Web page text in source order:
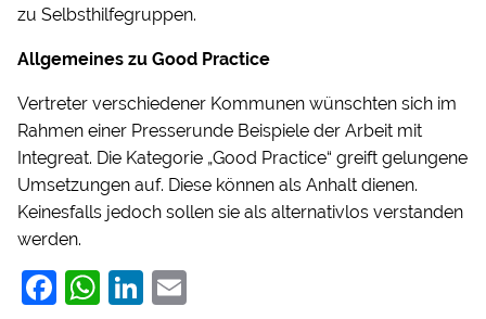
zu Selbsthilfegruppen.
Allgemeines zu Good Practice
Vertreter verschiedener Kommunen wünschten sich im
Rahmen einer Presserunde Beispiele der Arbeit mit
Integreat. Die Kategorie „Good Practice“ greift gelungene
Umsetzungen auf. Diese können als Anhalt dienen.
Keinesfalls jedoch sollen sie als alternativlos verstanden
werden.
F
W Li